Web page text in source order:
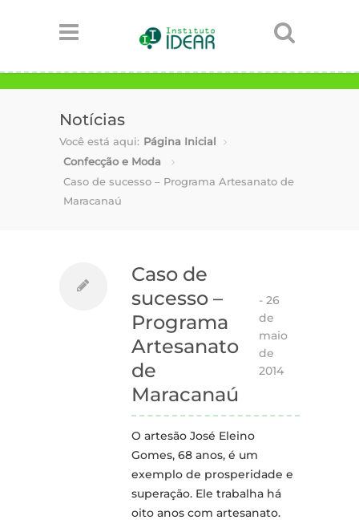
Notícias
Você está aqui: Página Inicial
Confecção e Moda
Caso de sucesso – Programa Artesanato de
Maracanaú
Caso de
sucesso –
Programa
Artesanato
de
Maracanaú
- 26
de
maio
de
2014
O artesão José Eleino
Gomes, 68 anos, é um
exemplo de prosperidade e
superação. Ele trabalha há
oito anos com artesanato.